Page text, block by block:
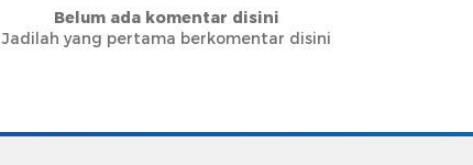
Belum ada komentar disini
Jadilah yang pertama berkomentar disini